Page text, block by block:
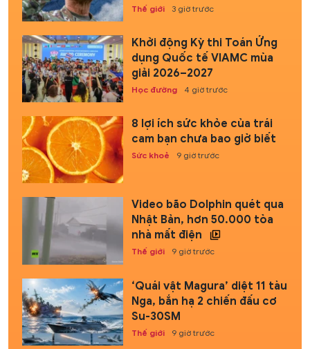
Thế giới 3 giờ trước
Khởi động Kỳ thi Toán Ứng
dụng Quốc tế VIAMC mùa
giải 2026–2027
Học đường 4 giờ trước
8 lợi ích sức khỏe của trái
cam bạn chưa bao giờ biết
Sức khoẻ 9 giờ trước
Video bão Dolphin quét qua
Nhật Bản, hơn 50.000 tòa
nhà mất điện
Thế giới 9 giờ trước
‘Quái vật Magura’ diệt 11 tàu
Nga, bắn hạ 2 chiến đấu cơ
Su-30SM
Thế giới 9 giờ trước